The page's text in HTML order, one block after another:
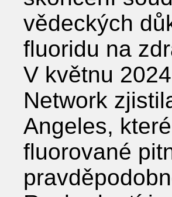
vědeckých
fluoridu na
V květnu
Network
Angeles,
fluorované